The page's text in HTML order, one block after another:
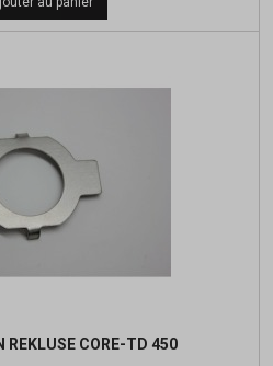
base
REKLUSE CORE-TD 450